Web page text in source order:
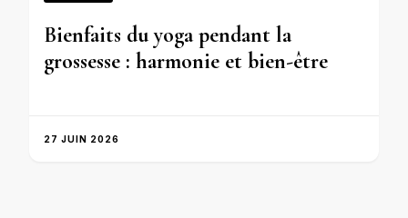
Bienfaits du yoga pendant la
grossesse : harmonie et bien-être
27 JUIN 2026